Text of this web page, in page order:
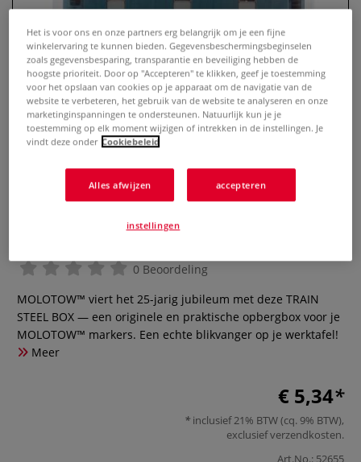
MOLOTOW™ | TRAIN STEEL BOX
— 25 YEARS EDITION
0 Beoordeling
MOLOTOW™ viert het 25-jarig jubileum met deze TRAIN
STEEL BOX — een originele en praktische opbergbox voor je
MOLOTOW™ markers. Een echte blikvanger op je werktafel!
Meer
€ 5,34
inclusief 21% BTW (cq. 9% BTW),
exclusiefverzendkosten.
Art.No.: 52655
Het is voor ons en onze partners erg belangrijk om je een fijne
winkelervaring te kunnen bieden. Gegevensbeschermingsbeginselen
zoals gegevensbesparing, transparantie en beveiliging hebben de
hoogste prioriteit. Door op "Accepteren" te klikken, geef je toestemming
voor het opslaan van cookies op je apparaat om de navigatie van de
website te verbeteren, het gebruik van de website te analyseren en onze
marketinginspanningen te ondersteunen. Natuurlijk kun je je
toestemming op elk moment wijzigen of intrekken in de instellingen. Je
vindt deze onder Cookiebeleid
Alles afwijzen accepteren
instellingen